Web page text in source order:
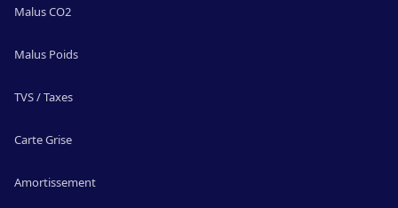
Malus CO2
Malus Poids
TVS / Taxes
Carte Grise
Amortissement